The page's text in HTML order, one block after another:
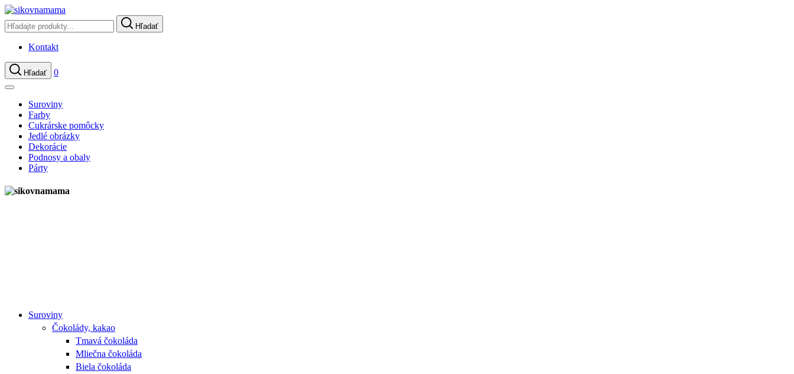
Hľadať
Kontakt
Hľadať 0
Suroviny
Farby
Cukrárske pomôcky
Jedlé obrázky
Dekorácie
Podnosy a obaly
Párty
Suroviny
Čokolády, kakao
Tmavá čokoláda
Mliečna čokoláda
Biela čokoláda